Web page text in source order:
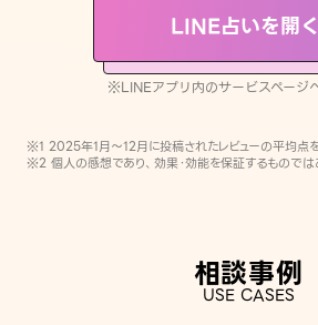
LINE占いを開く
※LINEアプリ内のサービスページ
※1 2025年1月〜12月に投稿されたレビューの平均点
※2 個人の感想であり、効果・効能を保証するものでは
相談事例
USE CASES